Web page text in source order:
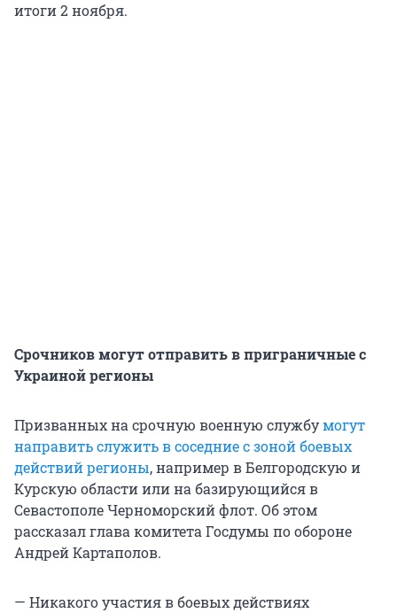
итоги 2 ноября.
Срочников могут отправить в приграничные с
Украиной регионы
Призванных на срочную военную службумогут
направить служить в соседние с зоной боевых
действий регионы, например в Белгородскую и
Курскую области или на базирующийся в
Севастополе Черноморский флот. Об этом
рассказал глава комитета Госдумы по обороне
Андрей Картаполов.
— Никакого участия в боевых действиях